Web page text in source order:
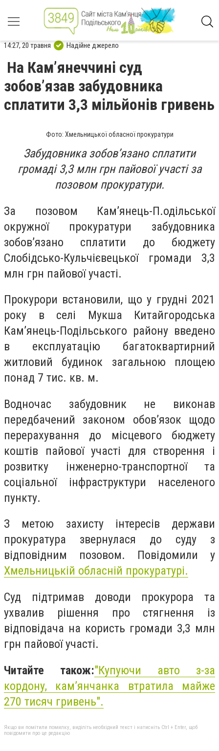
14:27, 20 травня Надійне джерело
На Камʼянеччині суд
зобов’язав забудовника
сплатити 3,3 мільйонів гривень
Фото: Хмельницької обласної прокуратури
Забудовника зобов’язано сплатити
громаді 3,3 млн грн пайової участі за
позовом прокуратури.
За позовом Кам’янець-П.одільської
окружної прокуратури забудовника
зобов’язано сплатити до бюджету
Слобідсько-Кульчієвецької громади 3,3
млн грн пайової участі.
Прокурори встановили, що у грудні 2021
року в селі Мукша Китайгородська
Кам’янець-Подільського району введено
в експлуатацію багатоквартирний
житловий будинок загальною площею
понад 7 тис. кв. м.
Водночас забудовник не виконав
передбачений законом обов’язок щодо
перерахування до місцевого бюджету
коштів пайової участі для створення і
розвитку інженерно-транспортної та
соціальної інфраструктури населеного
пункту.
З метою захисту інтересів держави
прокуратура звернулася до суду з
відповідним позовом. Повідомили у
Хмельницькій обласній прокуратурі.
Суд підтримав доводи прокурора та
ухвалив рішення про стягнення із
відповідача на користь громади 3,3 млн
грн пайової участі.
Читайте також:"Купуючи авто з-за
кордону, кам’янчанка втратила майже
270 тисяч гривень".
Якщо ви помітили помилку, виділіть необхідний текст і натисніть Ctrl + Enter, щоб
повідомити про це редакцію